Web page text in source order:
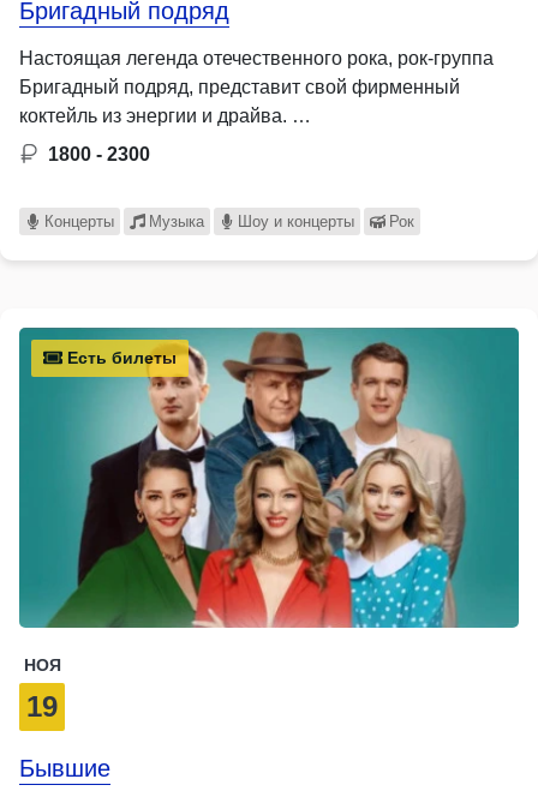
Бригадный подряд
Настоящая легенда отечественного рока, рок-группа
Бригадный подряд, представит свой фирменный
коктейль из энергии и драйва. …
1800 - 2300
Концерты Музыка Шоу и концерты Рок
Есть билеты
НОЯ
19
Бывшие